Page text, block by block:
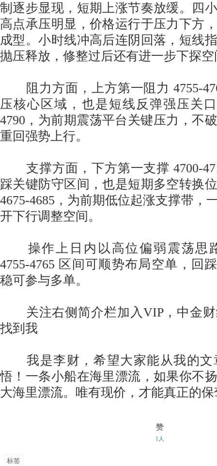
制逐步显现，短期上涨节奏放缓。四
高点承压明显，价格运行于压力下方
成型。小时线冲高后连阴回落，短线
抛压释放，修整过后还有进一步下探
阻力方面，上方第一阻力 4755-
压核心区域，也是短线反弹强压关
4790，为前期震荡平台关键压力，不
重回强势上行。
支撑方面，下方第一支撑 4700-
踩关键防守区间，也是短期多空转换
4675-4685，为前期低位起涨支撑带，
开下行调整空间。
操作上日内以高位偏弱震荡思
4755-4765 区间可顺势布局空单，回
稳可参与多单。
关注右侧简介栏加入VIP，中金财
找到我
我是李财，希望大家能从我的文
悟！一条小船在海里漂流，如果你不
大海里漂流。唯有现价，才能真正的
赞
1人
标签